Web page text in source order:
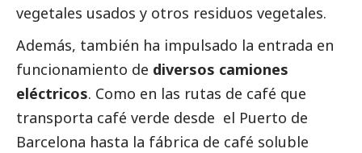
vegetales usados y otros residuos vegetales.
Además, también ha impulsado la entrada en
funcionamiento de diversos camiones
eléctricos. Como en las rutas de café que
transporta café verde desde el Puerto de
Barcelona hasta la fábrica de café soluble